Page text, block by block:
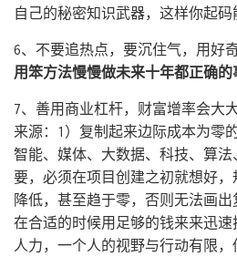
自己的秘密知识武器，这样你起码
6、不要追热点，要沉住气，用好
用笨方法慢慢做未来十年都正确的
7、善用商业杠杆，财富增率会大
来源：1）复制起来边际成本为零
智能、媒体、大数据、科技、算
要，必须在项目创建之初就想好
降低，甚至趋于零，否则无法画
在合适的时候用足够的钱来来迅速
人力，一个人的视野与行动有限，